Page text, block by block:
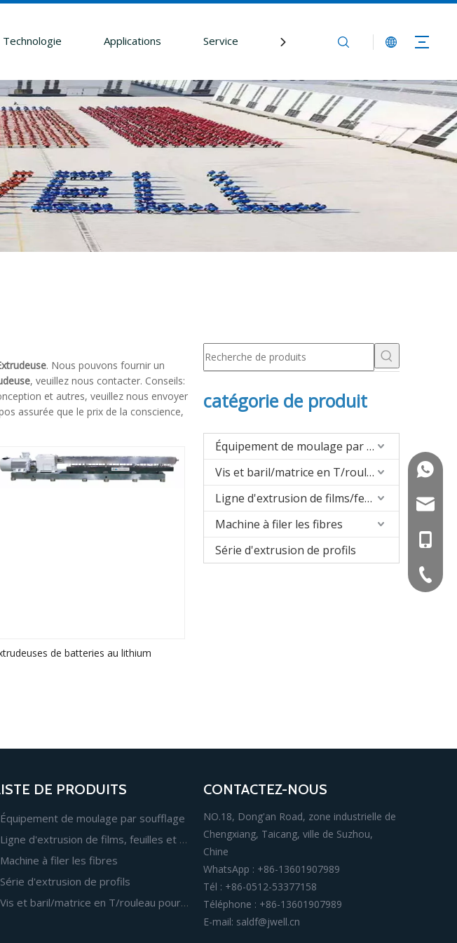
Technologie Applications Service Rédaction Contactez-nous
. Nous pouvons fournir un
, veuillez nous contacter. Conseils:
et autres, veuillez nous envoyer
assurée que le prix de la conscience,
de batteries au lithium
catégorie de produit
Équipement de moulage par soufflage
Vis et baril/matrice en T/rouleau pour extrusion
Ligne d'extrusion de films/feuilles/panneaux
Machine à filer les fibres
Série d'extrusion de profils
DE PRODUITS
Équipement de moulage par soufflage
Ligne d'extrusion de films, feuilles et panneaux
Machine à filer les fibres
Série d'extrusion de profils
Vis et baril/matrice en T/rouleau pour extrusion
+86-
+86-
CONTACTEZ-NOUS
NO.18, Dong'an Road, zone industrielle de
Chengxiang, Taicang, ville de Suzhou,
Chine
WhatsApp : +86-13601907989
Tél : +86-0512-53377158
Téléphone : +86-13601907989
E-mail: saldf@jwell.cn